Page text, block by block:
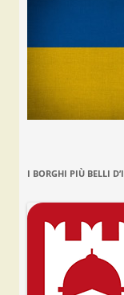
I BORGHI PIÙ BELLI